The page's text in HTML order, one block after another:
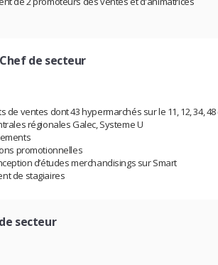
de secteur
de ventes dont 43 hypermarchés sur le 11, 12, 34, 48
régionales Galec, Systeme U
promotionnelles
d’études merchandisings sur Smart
de stagiaires
secteur